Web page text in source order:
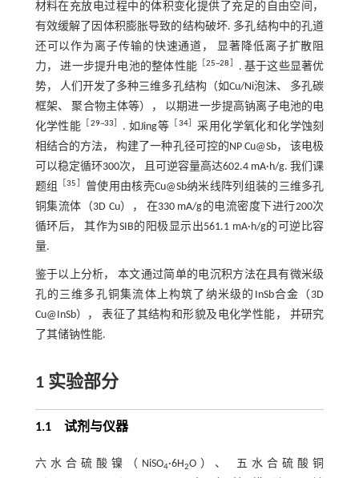
材料在充放电过程中的体积变化提供了充足的自由空间，
有效缓解了因体积膨胀导致的结构破坏. 多孔结构中的孔道
还可以作为离子传输的快速通道， 显著降低离子扩散阻
力， 进一步提升电池的整体性能 ［25~28
. 基于这些显著优
势， 人们开发了多种三维多孔结构（如Cu/Ni泡沫、 多孔碳
框架、 聚合物主体等）， 以期进一步提高钠离子电池的电
化学性能
29~33 . 如Jing等 34］ 采用化学氧化和化学蚀刻
相结合的方法， 构建了一种孔径可控的NP Cu@Sb， 该电极
可以稳定循环300次， 且可逆容量高达602.4 mA·h/g. 我们课
题组
［35
曾使用由核壳Cu@Sb纳米线阵列组装的三维多孔
铜集流体（3D Cu）， 在330 mA/g的电流密度下进行200次
循环后， 其作为SIB的阳极显示出561.1 mA·h/g的可逆比容
量.
鉴于以上分析， 本文通过简单的电沉积方法在具有微米级
孔的三维多孔铜集流体上构筑了纳米级的InSb合金（3D
Cu@InSb）， 表征了其结构和形貌及电化学性能， 并研究
了其储钠性能.
1 实验部分
1.1 试剂与仪器
六水合硫酸镍（NiSO4·6H2O）、 五水合硫酸铜